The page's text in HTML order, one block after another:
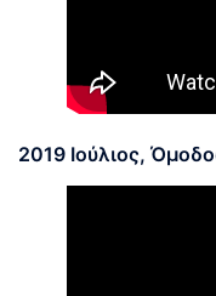
2019 Ιούλιος,